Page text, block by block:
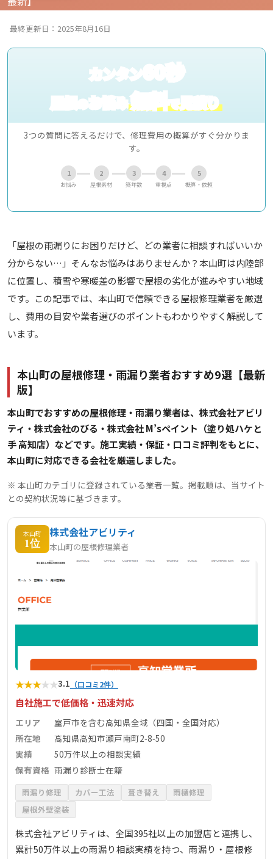
最終更新日：2025年8月16日
カンタン60秒
屋根のお悩み無料で見積り
3つの質問に答えるだけで、修理費用の概算がすぐ分かりま
す。
1
お悩み
2
屋根素材
3
築年数
4
重視点
5
概算・依頼
「屋根の雨漏りにお困りだけど、どの業者に相談すればいいか
分からない…」そんなお悩みはありませんか？本山町は内陸部
に位置し、積雪や寒暖差の影響で屋根の劣化が進みやすい地域
です。この記事では、本山町で信頼できる屋根修理業者を厳選
し、費用の目安や業者選びのポイントもわかりやすく解説して
います。
本山町の屋根修理・雨漏り業者おすすめ9選【最新
版】
本山町でおすすめの屋根修理・雨漏り業者は、株式会社アビリ
ティ・株式会社のびる・株式会社 M’sペイント（塗り処ハケと
手 高知店）などです。施工実績・保証・口コミ評判をもとに、
本山町に対応できる会社を厳選しました。
※ 本山町カテゴリに登録されている業者一覧。掲載順は、当サイト
との契約状況等に基づきます。
本山町
1位
株式会社アビリティ
本山町の屋根修理業者
★★★★★3.1 （口コミ2件）
自社施工で低価格・迅速対応
エリア
室戸市を含む高知県全域（四国・全国対応）
所在地
高知県高知市瀬戸南町2‑8‑50
実績
50万件以上の相談実績
保有資格 雨漏り診断士在籍
雨漏り修理 カバー工法 葺き替え
雨樋修理
屋根外壁塗装
株式会社アビリティは、全国395社以上の加盟店と連携し、
累計50万件以上の雨漏り相談実績を持つ、雨漏り・屋根修